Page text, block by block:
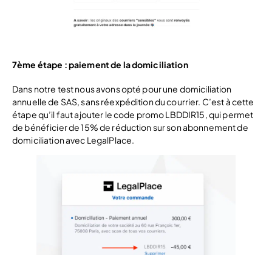
7ème étape : paiement de la domiciliation
Dans notre test nous avons opté pour une domiciliation
annuelle de SAS, sans réexpédition du courrier. C’est à cette
étape qu’il faut ajouter le code promo LBDDIR15, qui permet
de bénéficier de 15% de réduction sur son abonnement de
domiciliation avec LegalPlace.